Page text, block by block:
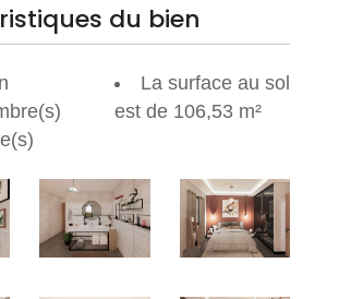
du bien
La surface au sol
est de 106,53 m²